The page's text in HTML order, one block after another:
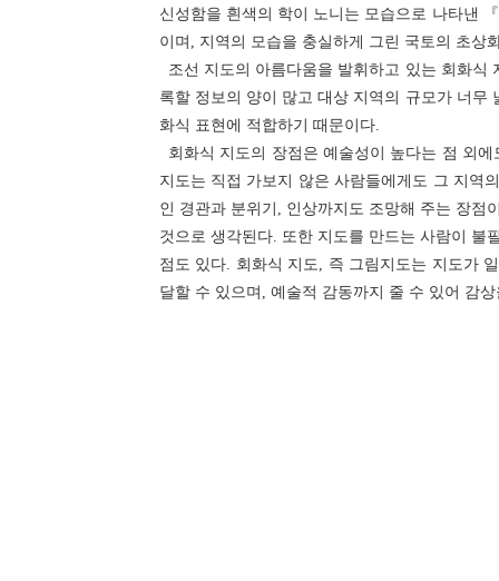
신성함을 흰색의 학이 노니는 모습으로 나타낸
이며, 지역의 모습을 충실하게 그린 국토의 초상
조선 지도의 아름다움을 발휘하고 있는 회화식
록할 정보의 양이 많고 대상 지역의 규모가 너
화식 표현에 적합하기 때문이다.
회화식 지도의 장점은 예술성이 높다는 점 외
지도는 직접 가보지 않은 사람들에게도 그 지역
인 경관과 분위기, 인상까지도 조망해 주는 장점
것으로 생각된다. 또한 지도를 만드는 사람이 불
점도 있다. 회화식 지도, 즉 그림지도는 지도가
달할 수 있으며, 예술적 감동까지 줄 수 있어 감